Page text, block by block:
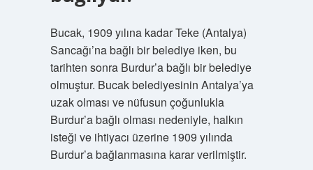
Bucak, 1909 yılına kadar Teke (Antalya)
Sancağı’na bağlı bir belediye iken, bu
tarihten sonra Burdur’a bağlı bir belediye
olmuştur. Bucak belediyesinin Antalya’ya
uzak olması ve nüfusun çoğunlukla
Burdur’a bağlı olması nedeniyle, halkın
isteği ve ihtiyacı üzerine 1909 yılında
Burdur’a bağlanmasına karar verilmiştir.